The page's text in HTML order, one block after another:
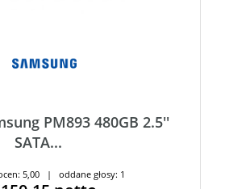
PM893 480GB 2.5''
SATA...
5,00 | oddane głosy: 1